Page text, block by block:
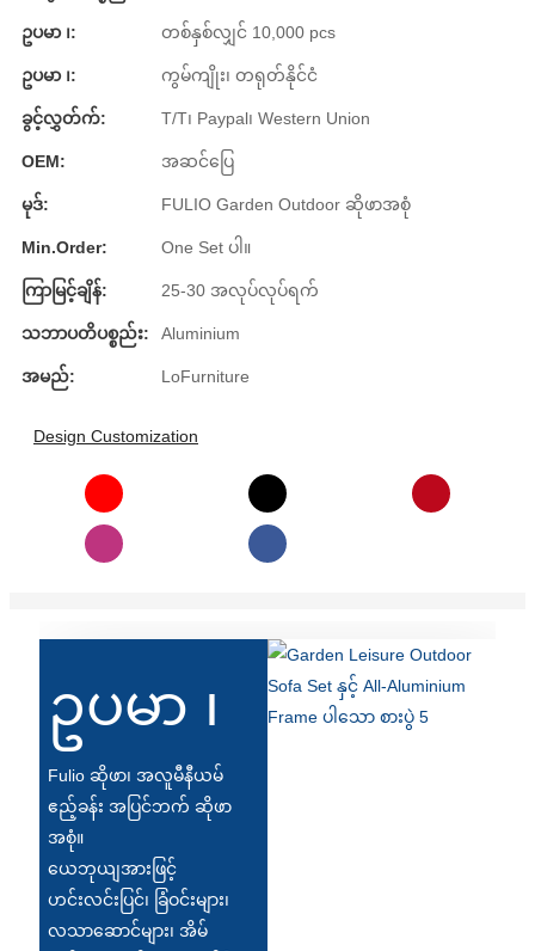
मराठी
Azərbaycan
ဥပမာ ၊: တစ်နှစ်လျှင် 10,000 pcs
ဥပမာ ၊: ကွမ်ကျိုး၊ တရုတ်နိုင်ငံ
ခွင့်လွှတ်က်: T/T၊ Paypal၊ Western Union
OEM: အဆင်ပြေ
မုဒ်: FULIO Garden Outdoor ဆိုဖာအစုံ
Min.Order: One Set ပါ။
ကြာမြင့်ချိန်: 25-30 အလုပ်လုပ်ရက်
သဘာပတိပစ္စည်း: Aluminium
အမည်: LoFurniture
Design Customization
ဥပမာ ၊
Fulio ဆိုဖာ၊ အလူမီနီယမ်
ဧည့်ခန်း အပြင်ဘက် ဆိုဖာ
အစုံ။
ယေဘုယျအားဖြင့်
ဟင်းလင်းပြင်၊ ခြံဝင်းများ၊
လသာဆောင်များ၊ အိမ်